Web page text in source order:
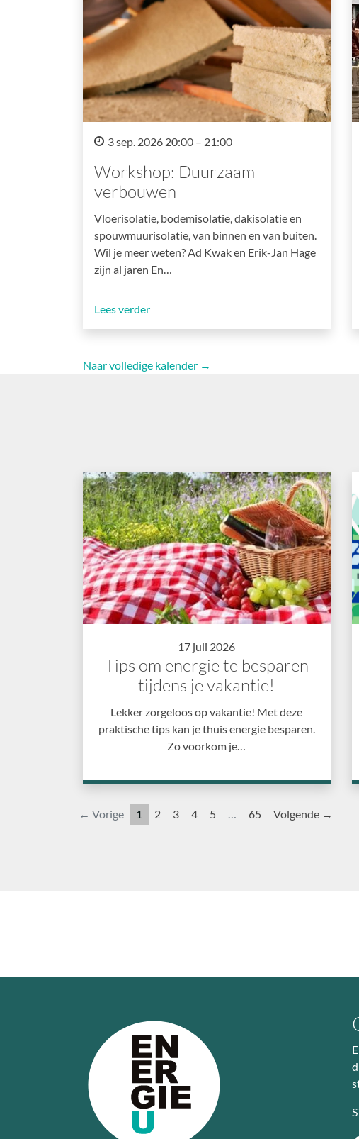
3 sep. 2026 20:00 – 21:00
Workshop: Duurzaam
verbouwen
Vloerisolatie, bodemisolatie, dakisolatie en
spouwmuurisolatie, van binnen en van buiten.
Wil je meer weten? Ad Kwak en Erik-Jan Hage
zijn al jaren En…
Lees verder
Naar volledige kalender →
17 juli 2026
Tips om energie te besparen
tijdens je vakantie!
Lekker zorgeloos op vakantie! Met deze
praktische tips kan je thuis energie besparen.
Zo voorkom je…
← Vorige 1 2 3 4 5 … 65 Volgende →